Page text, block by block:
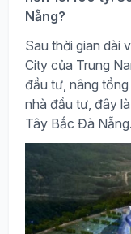
Nẵng?
Sau thời gian dài
City của Trung
đầu tư, nâng
nhà đầu tư, đây
Tây Bắc Đà Nẵng.